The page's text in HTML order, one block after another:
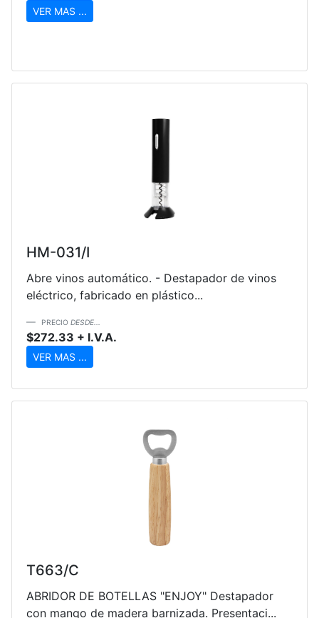
VER MAS ...
HM-031/I
Abre vinos automático. - Destapador de vinos
eléctrico, fabricado en plástico...
PRECIO DESDE...
$272.33 + I.V.A.
VER MAS ...
T663/C
ABRIDOR DE BOTELLAS "ENJOY" Destapador
con mango de madera barnizada. Presentaci...